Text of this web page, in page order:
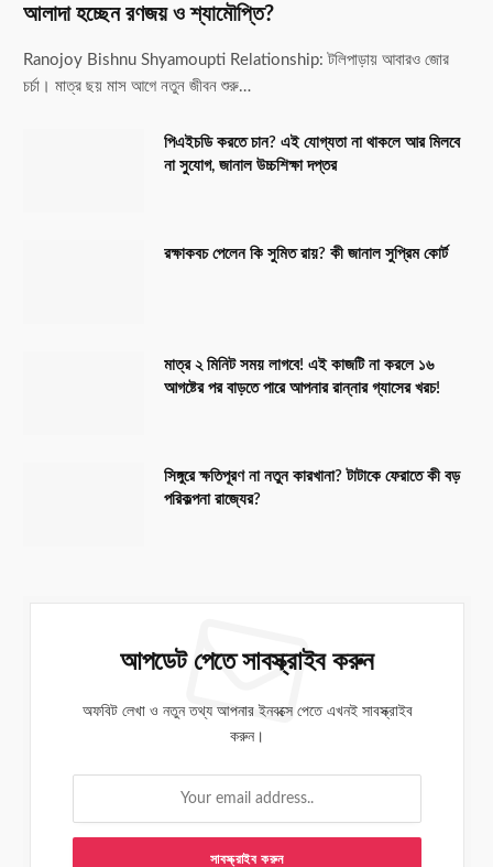
আলাদা হচ্ছেন রণজয় ও শ্যামৌপ্তি?
Ranojoy Bishnu Shyamoupti Relationship: টলিপাড়ায় আবারও জোর
চর্চা। মাত্র ছয় মাস আগে নতুন জীবন শুরু…
পিএইচডি করতে চান? এই যোগ্যতা না থাকলে আর মিলবে
না সুযোগ, জানাল উচ্চশিক্ষা দপ্তর
রক্ষাকবচ পেলেন কি সুমিত রায়? কী জানাল সুপ্রিম কোর্ট
মাত্র ২ মিনিট সময় লাগবে! এই কাজটি না করলে ১৬
আগষ্টের পর বাড়তে পারে আপনার রান্নার গ্যাসের খরচ!
সিঙ্গুরে ক্ষতিপূরণ না নতুন কারখানা? টাটাকে ফেরাতে কী বড়
পরিকল্পনা রাজ্যের?
আপডেট পেতে সাবস্ক্রাইব করুন
অফবিট লেখা ও নতুন তথ্য আপনার ইনবক্সে পেতে এখনই সাবস্ক্রাইব
করুন।